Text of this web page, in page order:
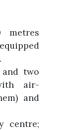
subtropical
metres
two
air-
and
centre;